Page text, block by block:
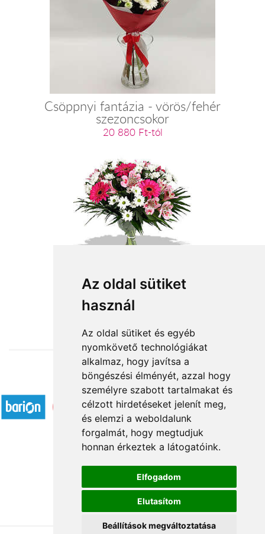
Az oldal sütiket
használ
Az oldal sütiket és egyéb
nyomkövető technológiákat
alkalmaz, hogy javítsa a
böngészési élményét, azzal hogy
személyre szabott tartalmakat és
célzott hirdetéseket jelenít meg,
és elemzi a weboldalunk
forgalmát, hogy megtudjuk
honnan érkeztek a látogatóink.
Elfogadom
Elutasítom
Beállítások megváltoztatása
Csöppnyi fantázia - vörös/fehér
szezoncsokor
20 880 Ft-tól
Névnapi köszöntés
24 800 Ft-tól
Elfogadott fizetési módok
Á.SZ.F.
Impresszum
Adatkezelési tájékoztató